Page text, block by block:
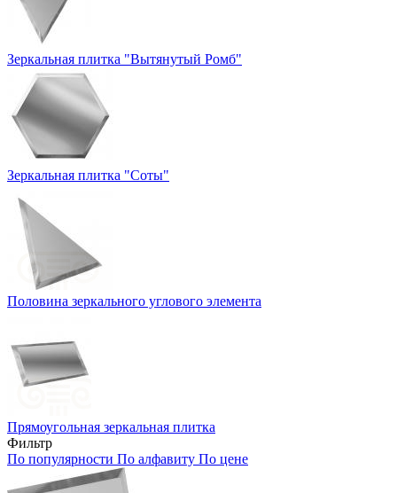
Зеркальная плитка "Вытянутый Ромб"
Зеркальная плитка "Соты"
Половина зеркального углового элемента
Прямоугольная зеркальная плитка
Фильтр
По популярности По алфавиту По цене